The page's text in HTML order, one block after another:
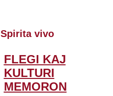
Spirita vivo
FLEGI KAJ
KULTURI
MEMORON